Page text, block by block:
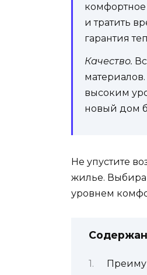
и тратить
гарантия
Качество.
высоким
новый дом
Не упустите
жилье.
уровнем